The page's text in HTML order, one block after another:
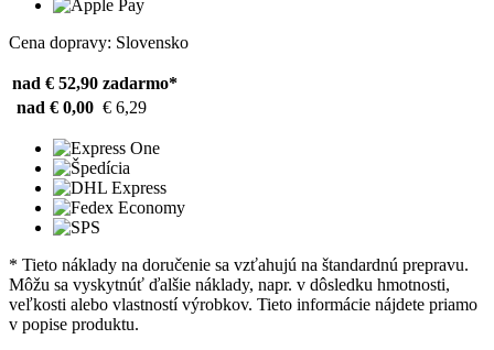
Cena dopravy: Slovensko
nad € 52,90 zadarmo*
nad € 0,00 € 6,29
* Tieto náklady na doručenie sa vzťahujú na štandardnú prepravu.
Môžu sa vyskytnúť ďalšie náklady, napr. v dôsledku hmotnosti,
veľkosti alebo vlastností výrobkov. Tieto informácie nájdete priamo
v popise produktu.